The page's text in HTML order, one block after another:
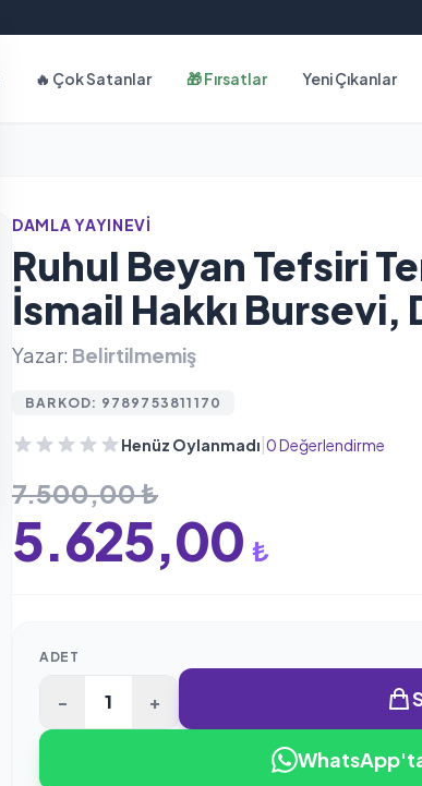
🔥 Çok Satanlar 🎁 Fırsatlar Yeni Çıkanlar
DAMLA YAYINEVI
Ruhul Beyan Tefsiri
İsmail Hakkı Bursevi,
Yazar: Belirtilmemiş
BARKOD: 9789753811170
Henüz Oylanmadı 0 Değerlendirme
7.500,00 ₺
5.625,00 ₺
ADET
- +